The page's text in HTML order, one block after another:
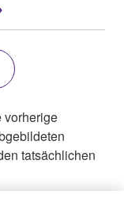
vorherige
tatsächlichen